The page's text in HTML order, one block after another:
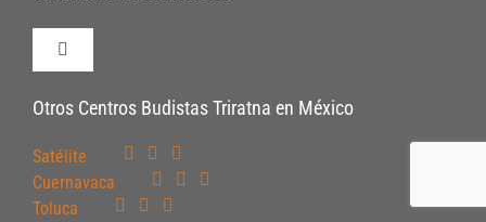
Toggle
Políticas de Inscripción
Políticas Internas
Otros Centros Budistas Triratna en México
Satélite
Cuernavaca
Toluca